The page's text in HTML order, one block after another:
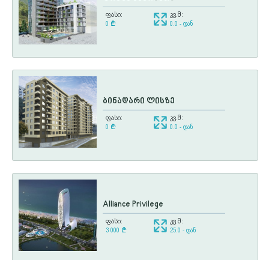
ფასი:
0 ¢
კვ.მ:
0.0 - დან
ბინადარი ლისზე
ფასი:
0 ¢
კვ.მ:
0.0 - დან
Alliance Privilege
ფასი:
3 000 ¢
კვ.მ:
25.0 - დან